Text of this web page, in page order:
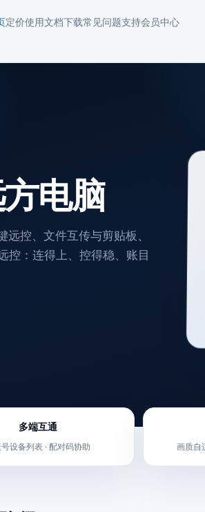
定价使用文档下载常见问题支持会员中心
电脑
控、文件互传与剪贴板、
控：连得上、控得稳、账目
多端互通
设备列表 · 配对码协助 画质自